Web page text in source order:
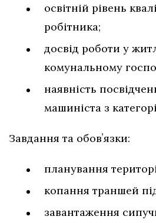
освітній рівень
робітника;
досвід роботи у
комунальному
наявність
машиніста з
Завдання та обовʼязки:
планування
копання траншей
завантаження